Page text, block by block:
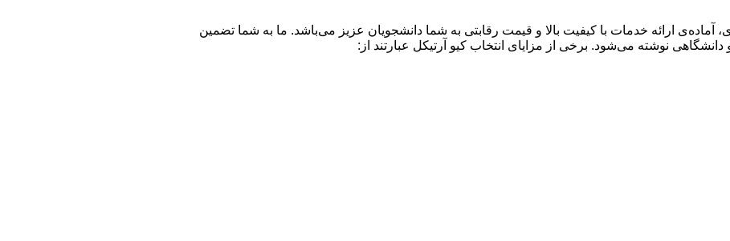
آماده‌ی ارائه خدمات با کیفیت بالا و قیمت رقابتی به شما دانشجویان عزیز می‌باشد. ما به شما تضمین
نوشته می‌شود. برخی از مزایای انتخاب کیو آرتیکل عبارتند از: